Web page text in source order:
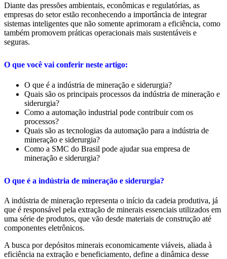
Diante das pressões ambientais, econômicas e regulatórias, as
empresas do setor estão reconhecendo a importância de integrar
sistemas inteligentes que não somente aprimoram a eficiência, como
também promovem práticas operacionais mais sustentáveis e
seguras.
O que você vai conferir neste artigo:
O que é a indústria de mineração e siderurgia?
Quais são os principais processos da indústria de mineração e
siderurgia?
Como a automação industrial pode contribuir com os
processos?
Quais são as tecnologias da automação para a indústria de
mineração e siderurgia?
Como a SMC do Brasil pode ajudar sua empresa de
mineração e siderurgia?
O que é a indústria de mineração e siderurgia?
A indústria de mineração representa o início da cadeia produtiva, já
que é responsável pela extração de minerais essenciais utilizados em
uma série de produtos, que vão desde materiais de construção até
componentes eletrônicos.
A busca por depósitos minerais economicamente viáveis, aliada à
eficiência na extração e beneficiamento, define a dinâmica desse